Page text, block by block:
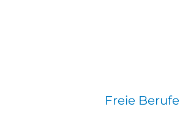
Freie Berufe